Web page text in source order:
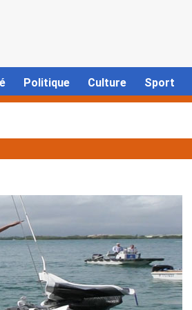
Politique Culture Sport